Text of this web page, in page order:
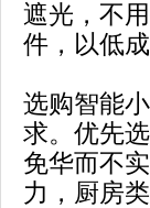
遮光，不
件，以低
选购智能
求。优先
免华而不
力，厨房